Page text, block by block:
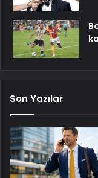
Son Yazılar